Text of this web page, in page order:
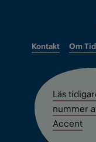
Kontakt Om
Läs
nummer
Accent